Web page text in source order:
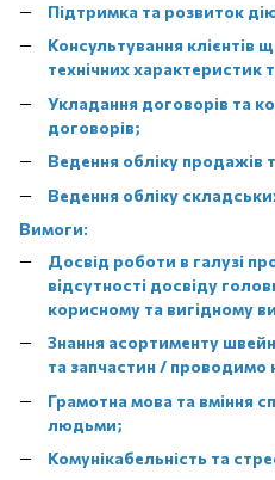
Підтримка та розвиток
Консультування клієнтів
технічних характеристик
Укладання договорів та
договорів;
Ведення обліку продажів
Ведення обліку
Вимоги:
Досвід роботи в галузі
відсутності досвіду
корисному та вигідному
Знання асортименту
та запчастин / проводимо
Грамотна мова та вміння
людьми;
Комунікабельність та